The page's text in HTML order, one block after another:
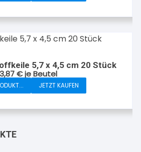
5,7 x 4,5 cm 20 Stück
3,87€je Beutel
JETZT KAUFEN